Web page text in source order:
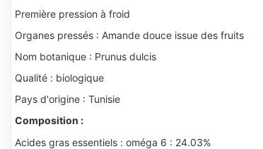
Première pression à froid
Organes pressés : Amande douce issue des fruits
Nom botanique : Prunus dulcis
Qualité : biologique
Pays d'origine : Tunisie
Composition :
Acides gras essentiels : oméga 6 : 24.03%